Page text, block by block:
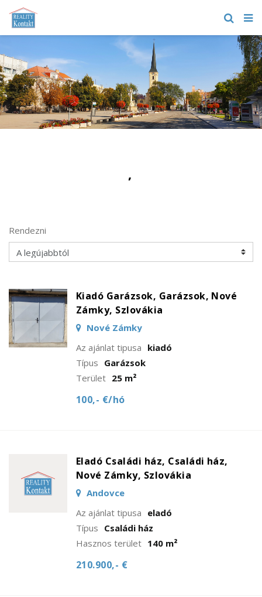
,
Rendezni
Kiadó Garázsok, Garázsok, Nové
Zámky, Szlovákia
Nové Zámky
Az ajánlat tipusa kiadó
Típus Garázsok
Terület 25 m²
100,- €/hó
Eladó Családi ház, Családi ház,
Nové Zámky, Szlovákia
Andovce
Az ajánlat tipusa eladó
Típus Családi ház
Hasznos terület 140 m²
210.900,- €